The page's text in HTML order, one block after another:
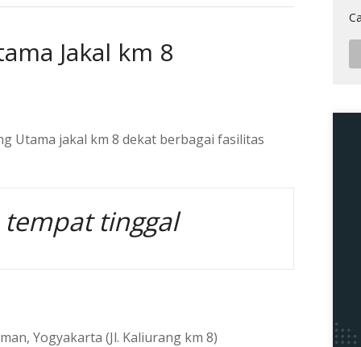
Jakal km 8
Utama jakal km 8 dekat berbagai fasilitas
tinggal
Yogyakarta (Jl. Kaliurang km 8)